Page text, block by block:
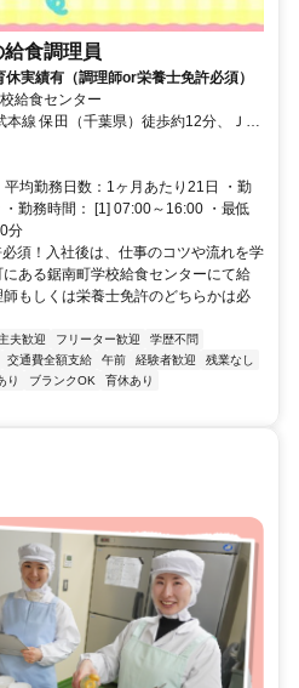
食調理員
実績有（調理師or栄養士免許必須）
給食センター
線 保田（千葉県）徒歩約12分、ＪＲ
歩約49分
均勤務日数：1ヶ月あたり21日 ・勤
勤務時間： [1] 07:00～16:00 ・最低
分
須！入社後は、仕事のコツや流れを学
ある鋸南町学校給食センターにて給
もしくは栄養士免許のどちらかは必
夫歓迎 フリーター歓迎
学歴不問
交通費全額支給 午前 経験者歓迎
残業なし
り ブランクOK
育休あり